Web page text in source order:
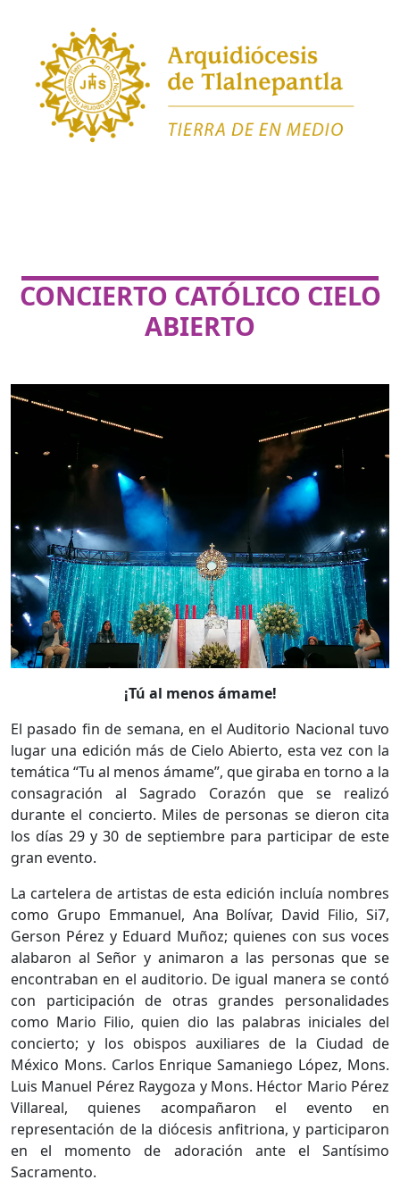
CONCIERTO CATÓLICO CIELO
ABIERTO
¡Tú al menos ámame!
El pasado fin de semana, en el Auditorio Nacional tuvo
lugar una edición más de Cielo Abierto, esta vez con la
temática “Tu al menos ámame”, que giraba en torno a la
consagración al Sagrado Corazón que se realizó
durante el concierto. Miles de personas se dieron cita
los días 29 y 30 de septiembre para participar de este
gran evento.
La cartelera de artistas de esta edición incluía nombres
como Grupo Emmanuel, Ana Bolívar, David Filio, Si7,
Gerson Pérez y Eduard Muñoz; quienes con sus voces
alabaron al Señor y animaron a las personas que se
encontraban en el auditorio. De igual manera se contó
con participación de otras grandes personalidades
como Mario Filio, quien dio las palabras iniciales del
concierto; y los obispos auxiliares de la Ciudad de
México Mons. Carlos Enrique Samaniego López, Mons.
Luis Manuel Pérez Raygoza y Mons. Héctor Mario Pérez
Villareal, quienes acompañaron el evento en
representación de la diócesis anfitriona, y participaron
en el momento de adoración ante el Santísimo
Sacramento.